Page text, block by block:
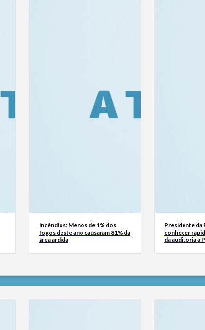
Incêndios: Menos de 1% dos
fogos deste ano causaram 81% da
área ardida
Presidente da
conhecer
da auditoria à